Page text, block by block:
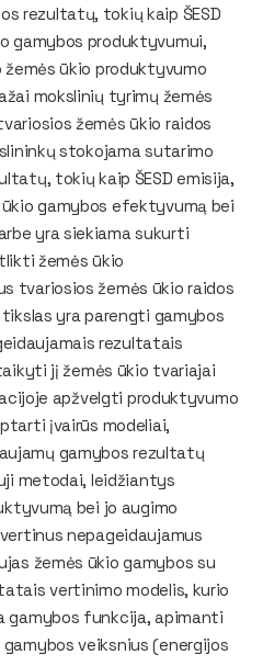
rezultatų, tokių kaip ŠESD
gamybos produktyvumui,
ūkio produktyvumo
mokslinių tyrimų žemės
žemės ūkio raidos
stokojama sutarimo
tokių kaip ŠESD emisija,
gamybos efektyvumą bei
yra siekiama sukurti
žemės ūkio
tvariosios žemės ūkio raidos
yra parengti gamybos
rezultatais
jį žemės ūkio tvariajai
apžvelgti produktyvumo
įvairūs modeliai,
gamybos rezultatų
metodai, leidžiantys
bei jo augimo
nepageidaujamus
žemės ūkio gamybos su
vertinimo modelis, kurio
gamybos funkcija, apimanti
veiksnius (energijos